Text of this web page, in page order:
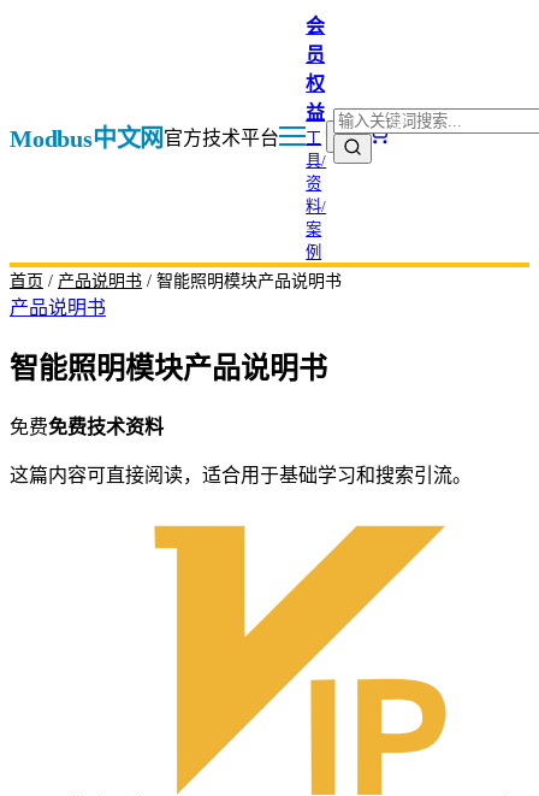
Modbus中文网 官方技术平台
会
员
权
益
工
具/
资
料/
案
例
录
搜
索：
首页 / 产品说明书 / 智能照明模块产品说明书
产品说明书
智能照明模块产品说明书
免费免费技术资料
这篇内容可直接阅读，适合用于基础学习和搜索引流。